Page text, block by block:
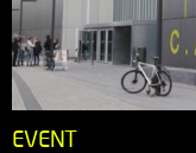
EVENT